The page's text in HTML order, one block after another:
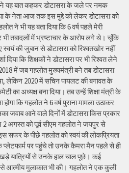
यह बात कहकर डोटासरा के जले पर नमक
के नेता आज तक इस मुद्दे को लेकर डोटासरा को
भी यह बता दिया कि 6 वर्ष पहले मेरी
भी तबादलों में भ्रष्टाचार के आरोप लगे थे। चूंकि
की जुबान से डोटासरा को रिश्वतखोर नहीं
कि शिक्षकों ने डोटासरा पर भी रिश्वत लेने
में जब गहलोत मुख्यमंत्री बने तब डोटासरा
था, लेकिन 2020 में सचिन पायलट की बगावत के
का अध्यक्ष बना दिया। तब उन्हें शिक्षा मंत्री के
कि गहलोत ने 6 वर्ष पुराना मामला उठाकर
जवाब आने वाले दिनों में डोटासरा किस प्रकार
2 अगस्त को पूर्व सीएम गहलोत ने जयपुर से
सफर के पीछे गहलोत को स्वयं की लोकप्रियता
पर पहुंचे तो उनके कैमरा मैन पहले से ही
यात्रियों से उनके हाल चाल पूछे। कई
आत्मीय मुलाकात भी की। गहलोत ने एक कुली